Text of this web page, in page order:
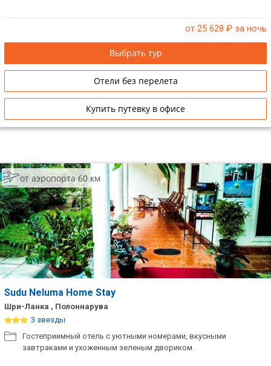
от 25 628 ₽ за ночь
Выбрать тур
Отели без перелета
Купить путевку в офисе
от аэропорта 60 км
Sudu Neluma Home Stay
Шри-Ланка , Полоннарува
3 звезды
Гостеприимный отель с уютными номерами, вкусными
завтраками и ухоженным зеленым двориком.